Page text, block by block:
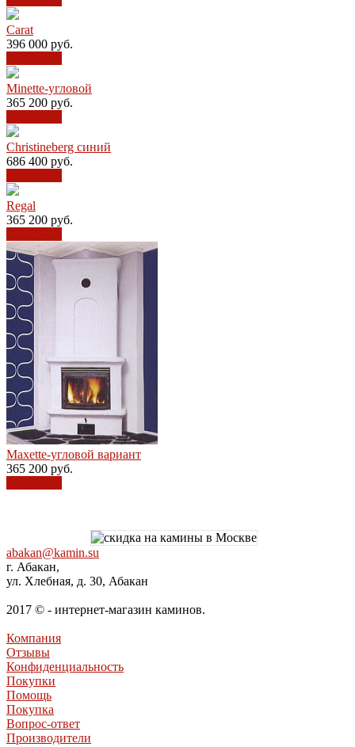
Carat
396 000 руб.
Minette-угловой
365 200 руб.
Christineberg синий
686 400 руб.
Regal
365 200 руб.
Maxette-угловой вариант
365 200 руб.
abakan@kamin.su
г. Абакан,
ул. Хлебная, д. 30, Абакан
2017 © - интернет-магазин каминов.
Компания
Отзывы
Конфиденциальность
Покупки
Помощь
Покупка
Вопрос-ответ
Производители